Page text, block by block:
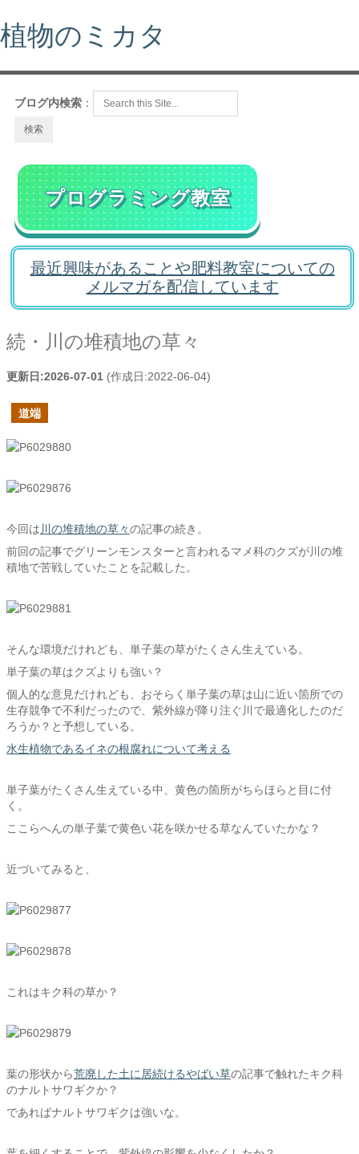
植物のミカタ
ブログ内検索 ：
プログラミング教室
最近興味があることや肥料教室についての
メルマガを配信しています
続・川の堆積地の草々
更新日:2026-07-01 (作成日:2022-06-04)
道端
今回は 川の堆積地の草々の記事の続き。
前回の記事でグリーンモンスターと言われるマメ科のクズが川の堆
積地で苦戦していたことを記載した。
そんな環境だけれども、単子葉の草がたくさん生えている。
単子葉の草はクズよりも強い？
個人的な意見だけれども、おそらく単子葉の草は山に近い箇所での
生存競争で不利だったので、紫外線が降り注ぐ川で最適化したのだ
ろうか？と予想している。
水生植物であるイネの根腐れについて考える
単子葉がたくさん生えている中、黄色の箇所がちらほらと目に付
く。
ここらへんの単子葉で黄色い花を咲かせる草なんていたかな？
近づいてみると、
これはキク科の草か？
葉の形状から荒廃した土に居続けるやばい草の記事で触れたキク科
のナルトサワギクか？
であればナルトサワギクは強いな。